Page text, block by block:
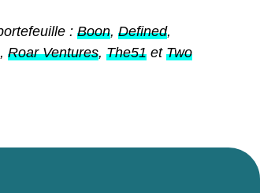
: Boon, Defined,
, Roar Ventures, The51 et Two